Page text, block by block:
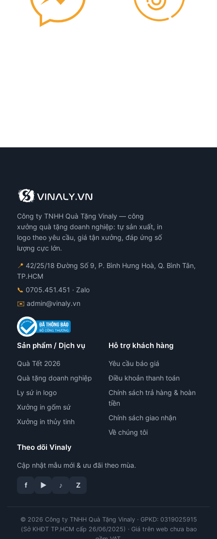
Công ty TNHH Quà Tặng Vinaly — công
xưởng quà tặng doanh nghiệp: tự sản xuất, in
logo theo yêu cầu, giá tận xưởng, đáp ứng số
lượng cực lớn.
📍 42/25/18 Đường Số 9, P. Bình Hưng Hoà, Q. Bình Tân,
TP.HCM
📞 0705.451.451 · Zalo
✉️ admin@vinaly.vn
Sản phẩm / Dịch vụ
Quà Tết 2026
Quà tặng doanh nghiệp
Ly sứ in logo
Xưởng in gốm sứ
Xưởng in thủy tinh
Hỗ trợ khách hàng
Yêu cầu báo giá
Điều khoản thanh toán
Chính sách trả hàng & hoàn
tiền
Chính sách giao nhận
Về chúng tôi
Theo dõi Vinaly
Cập nhật mẫu mới & ưu đãi theo mùa.
f ▶ ♪ Z
© 2026 Công ty TNHH Quà Tặng Vinaly · GPKD: 0319025915
(Sở KHĐT TP.HCM cấp 26/06/2025) · Giá trên web chưa bao